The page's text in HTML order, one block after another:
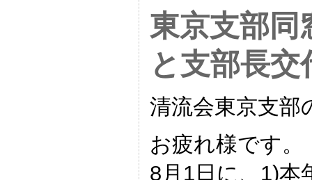
東京支部同
と支部長
清流会東京支部
お疲れ様です。
8月1日に、1)本